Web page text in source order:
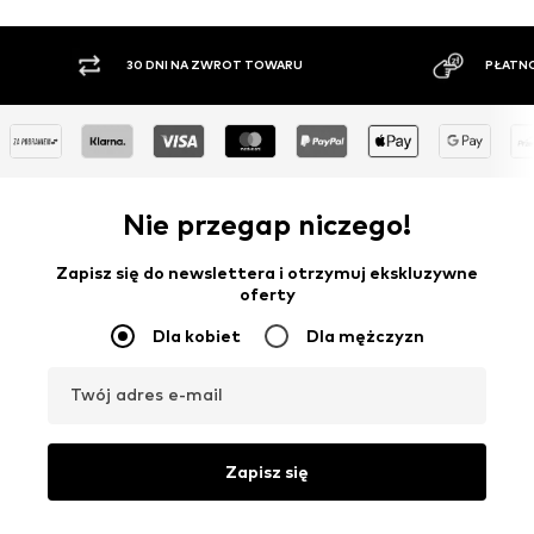
30 DNI NA ZWROT TOWARU
Nie przegap niczego!
Zapisz się do newslettera i otrzymuj ekskluzywne
oferty
Dla kobiet Dla mężczyzn
Twój adres e-mail
Zapisz się